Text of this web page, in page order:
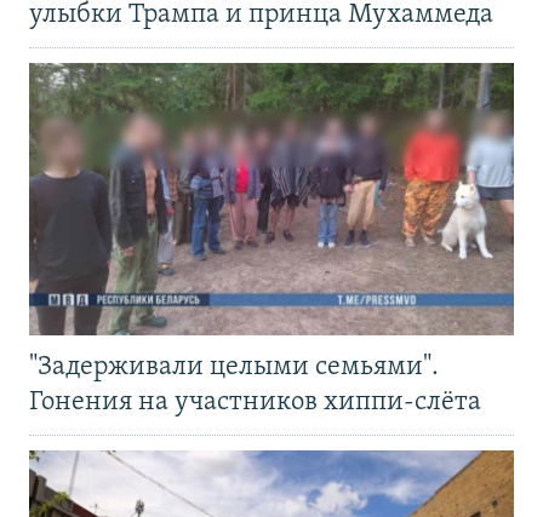
улыбки Трампа и принца Мухаммеда
"Задерживали целыми семьями".
Гонения на участников хиппи-слёта